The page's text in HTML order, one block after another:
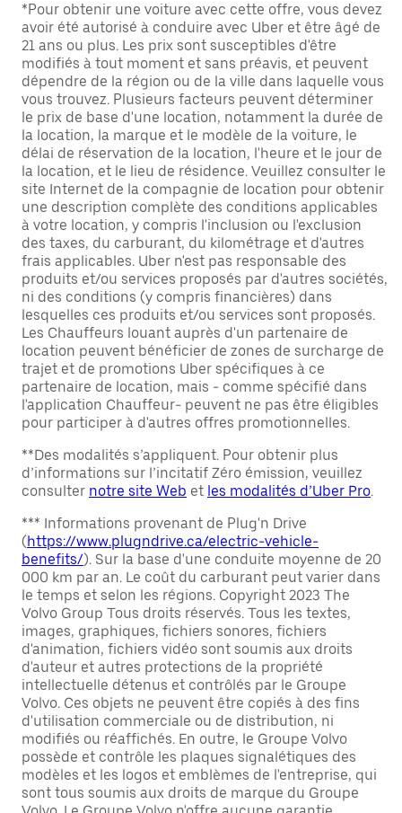
*Pour obtenir une voiture avec cette offre, vous devez
avoir été autorisé à conduire avec Uber et être âgé de
21 ans ou plus. Les prix sont susceptibles d'être
modifiés à tout moment et sans préavis, et peuvent
dépendre de la région ou de la ville dans laquelle vous
vous trouvez. Plusieurs facteurs peuvent déterminer
le prix de base d'une location, notamment la durée de
la location, la marque et le modèle de la voiture, le
délai de réservation de la location, l'heure et le jour de
la location, et le lieu de résidence. Veuillez consulter le
site Internet de la compagnie de location pour obtenir
une description complète des conditions applicables
à votre location, y compris l'inclusion ou l'exclusion
des taxes, du carburant, du kilométrage et d'autres
frais applicables. Uber n'est pas responsable des
produits et/ou services proposés par d'autres sociétés,
ni des conditions (y compris financières) dans
lesquelles ces produits et/ou services sont proposés.
Les Chauffeurs louant auprès d'un partenaire de
location peuvent bénéficier de zones de surcharge de
trajet et de promotions Uber spécifiques à ce
partenaire de location, mais - comme spécifié dans
l'application Chauffeur- peuvent ne pas être éligibles
pour participer à d'autres offres promotionnelles.
**Des modalités s’appliquent. Pour obtenir plus
d’informations sur l’incitatif Zéro émission, veuillez
consulter notre site Web et les modalités d’Uber Pro.
*** Informations provenant de Plug'n Drive
(https://www.plugndrive.ca/electric-vehicle-
benefits/). Sur la base d'une conduite moyenne de 20
000 km par an. Le coût du carburant peut varier dans
le temps et selon les régions. Copyright 2023 The
Volvo Group Tous droits réservés. Tous les textes,
images, graphiques, fichiers sonores, fichiers
d'animation, fichiers vidéo sont soumis aux droits
d'auteur et autres protections de la propriété
intellectuelle détenus et contrôlés par le Groupe
Volvo. Ces objets ne peuvent être copiés à des fins
d'utilisation commerciale ou de distribution, ni
modifiés ou réaffichés. En outre, le Groupe Volvo
possède et contrôle les plaques signalétiques des
modèles et les logos et emblèmes de l'entreprise, qui
sont tous soumis aux droits de marque du Groupe